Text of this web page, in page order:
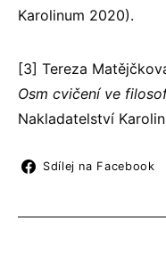
Karolinum 2020).
[3] Tereza
Osm cvičení ve
Nakladatelství
Sdílej na Facebook